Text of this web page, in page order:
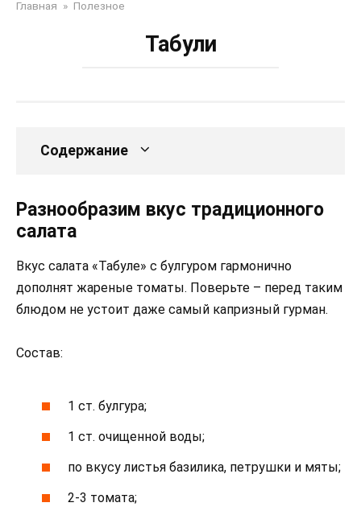
Главная » Полезное
Табули
Содержание
Разнообразим вкус традиционного
салата
Вкус салата «Табуле» с булгуром гармонично
дополнят жареные томаты. Поверьте – перед таким
блюдом не устоит даже самый капризный гурман.
Состав:
1 ст. булгура;
1 ст. очищенной воды;
по вкусу листья базилика, петрушки и мяты;
2-3 томата;